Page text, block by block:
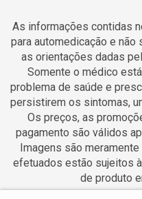
As informações contidas
para automedicação e
as orientações dadas
Somente o médico
problema de saúde e
persistirem os sintomas,
Os preços, as
pagamento são válidos
Imagens são
efetuados estão sujeitos
de produto